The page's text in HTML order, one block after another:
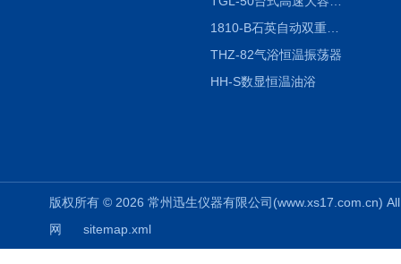
1810-B石英自动双重纯水蒸馏水器
THZ-82气浴恒温振荡器
HH-S数显恒温油浴
版权所有 © 2026 常州迅生仪器有限公司
网
sitemap.xml